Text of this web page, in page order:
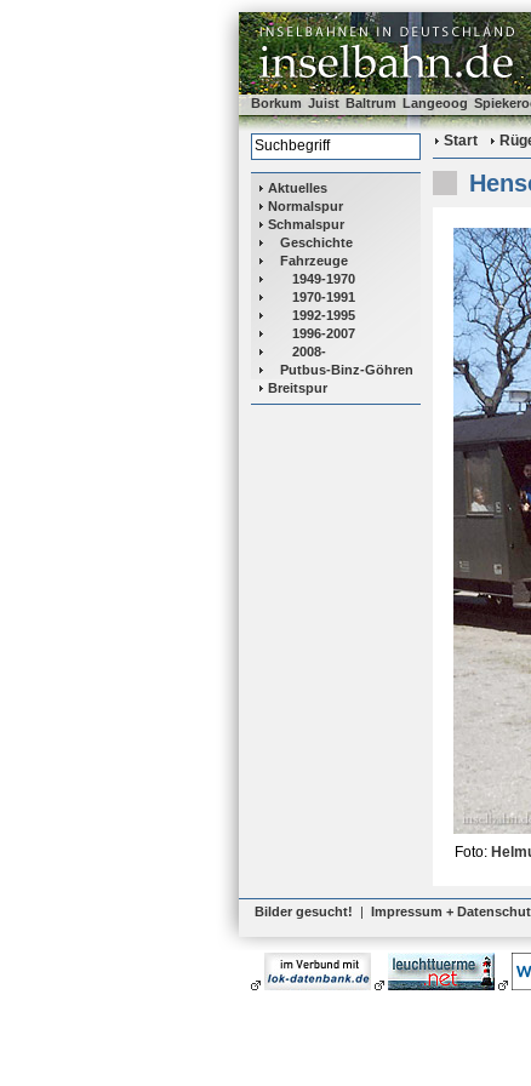
Borkum Juist Baltrum Langeoog
Aktuelles
Normalspur
Schmalspur
Geschichte
Fahrzeuge
1949-1970
1970-1991
1992-1995
1996-2007
2008-
Putbus-Binz-Göhren
Breitspur
Start
Foto:
Bilder gesucht! | Impressum +